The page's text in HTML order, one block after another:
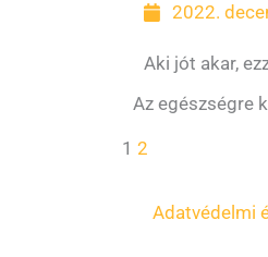
2022.
Aki jót akar,
Az egészségre
1 2
Adatvédelmi